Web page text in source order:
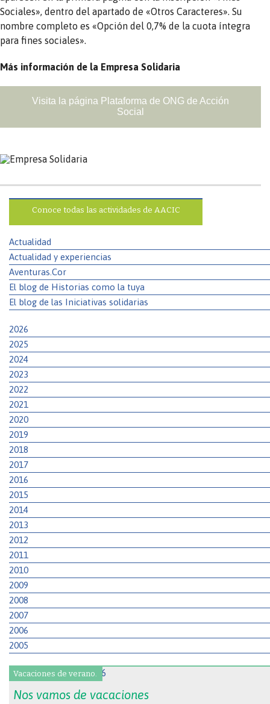
Sociales», dentro del apartado de «Otros Caracteres». Su
nombre completo es «Opción del 0,7% de la cuota íntegra
para fines sociales».
Más información de la Empresa Solidaria
Visita la página Plataforma de ONG de Acción
Social
Conoce todas las actividades de AACIC
Actualidad
Actualidad y experiencias
Aventuras.Cor
El blog de Historias como la tuya
El blog de las Iniciativas solidarias
2026
2025
2024
2023
2022
2021
2020
2019
2018
2017
2016
2015
2014
2013
2012
2011
2010
2009
2008
2007
2006
2005
Vacaciones de verano.
Nos vamos de vacaciones